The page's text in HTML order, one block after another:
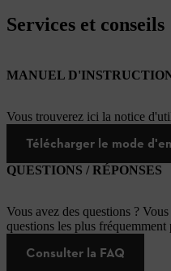
Services et conseils
MANUEL
Vous trouverez ici la notice
Télécharger le mode
QUESTIONS / RÉPONSES
Vous avez des questions ?
questions les plus fréquemment
Consulter la FAQ